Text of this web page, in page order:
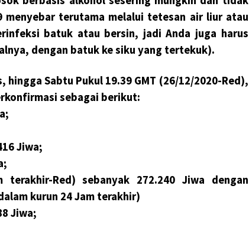
menyebar terutama melalui tetesan air liur atau
batuk atau bersin, jadi Anda juga harus
dengan batuk ke siku yang tertekuk).
Sabtu Pukul 19.39 GMT (26/12/2020-Red),
sebagai berikut:
Jiwa;
Red) sebanyak 272.240 Jiwa dengan
kurun 24 Jam terakhir)
Jiwa;